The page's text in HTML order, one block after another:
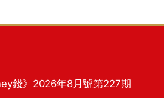
錢》2026年8月號第227期